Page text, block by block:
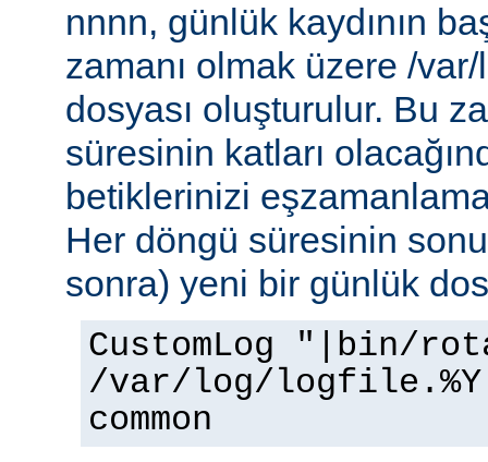
nnnn, günlük kaydının
zamanı olmak üzere /
dosyası oluşturulur. Bu
süresinin katları
betiklerinizi
Her döngü süresinin
sonra) yeni bir günlük
CustomLog "|bin/
/var/log/
common